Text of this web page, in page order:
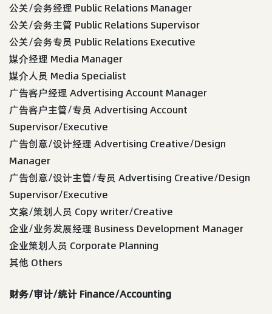
公关/会务经理 Public Relations Manager
公关/会务主管 Public Relations Supervisor
公关/会务专员 Public Relations Executive
媒介经理 Media Manager
媒介人员 Media Specialist
广告客户经理 Advertising Account Manager
广告客户主管/专员 Advertising Account
Supervisor/Executive
广告创意/设计经理 Advertising Creative/Design
Manager
广告创意/设计主管/专员 Advertising Creative/Design
Supervisor/Executive
文案/策划人员 Copy writer/Creative
企业/业务发展经理 Business Development Manager
企业策划人员 Corporate Planning
其他 Others
财务/审计/统计 Finance/Accounting